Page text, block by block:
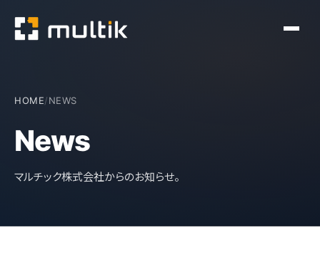
HOME/NEWS
News
マルチック株式会社からのお知らせ。